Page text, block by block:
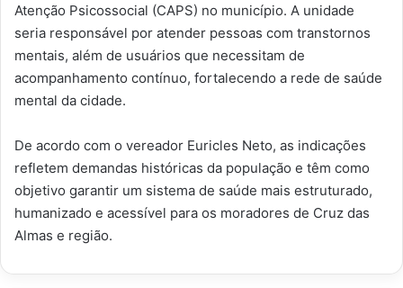
Atenção Psicossocial (CAPS) no município. A unidade
seria responsável por atender pessoas com transtornos
mentais, além de usuários que necessitam de
acompanhamento contínuo, fortalecendo a rede de saúde
mental da cidade.
De acordo com o vereador Euricles Neto, as indicações
refletem demandas históricas da população e têm como
objetivo garantir um sistema de saúde mais estruturado,
humanizado e acessível para os moradores de Cruz das
Almas e região.